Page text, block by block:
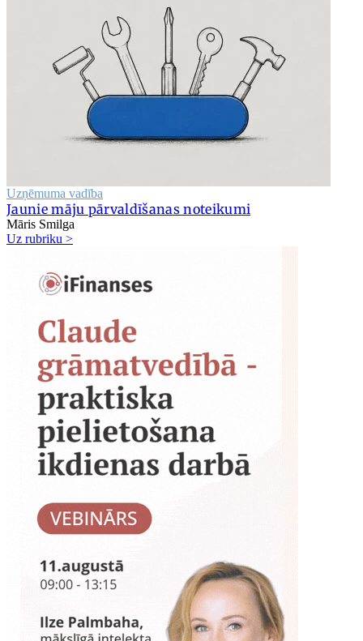
Uzņēmuma vadība
Jaunie māju pārvaldīšanas noteikumi
Māris Smilga
Uz rubriku >